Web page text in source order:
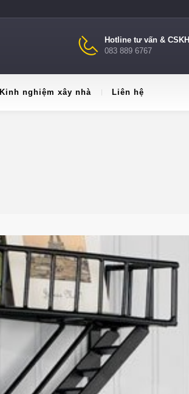
Hotline tư vấn & CSKH
083 889 6767
Kinh nghiệm xây nhà Liên hệ